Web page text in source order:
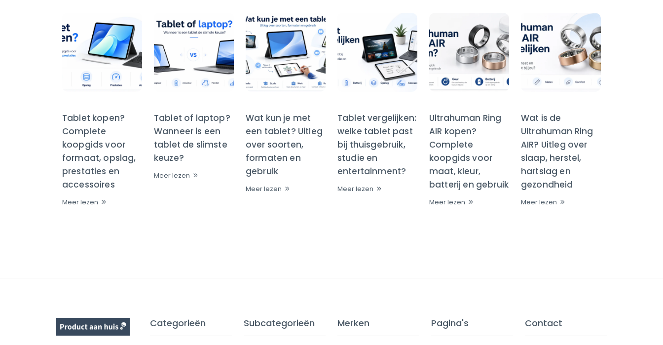
Tablet kopen?
Complete
koopgids voor
formaat, opslag,
prestaties en
accessoires
Meer lezen
Tablet of laptop?
Wanneer is een
tablet de slimste
keuze?
Meer lezen
Wat kun je met
een tablet? Uitleg
over soorten,
formaten en
gebruik
Meer lezen
Tablet vergelijken:
welke tablet past
bij thuisgebruik,
studie en
entertainment?
Meer lezen
Ultrahuman Ring
AIR kopen?
Complete
koopgids voor
maat, kleur,
batterij en gebruik
Meer lezen
Wat is de
Ultrahuman Ring
AIR? Uitleg over
slaap, herstel,
hartslag en
gezondheid
Meer lezen
Categorieën Subcategorieën Merken Pagina's Contact